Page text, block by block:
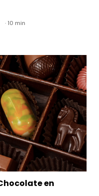
· 10 min
en